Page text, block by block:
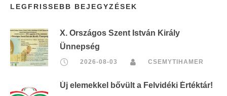
LEGFRISSEBB BEJEGYZÉSEK
X. Országos Szent István Király
Ünnepség
2026-08-03 CSEMYTIHAMER
Új elemekkel bővült a Felvidéki Értéktár!